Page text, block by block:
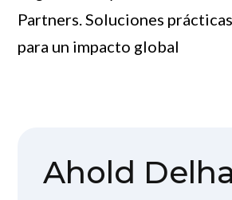
Partners. Soluciones
para un impacto global
Ahold